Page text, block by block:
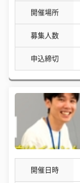
開催場所
募集人数
申込締切
開催日時